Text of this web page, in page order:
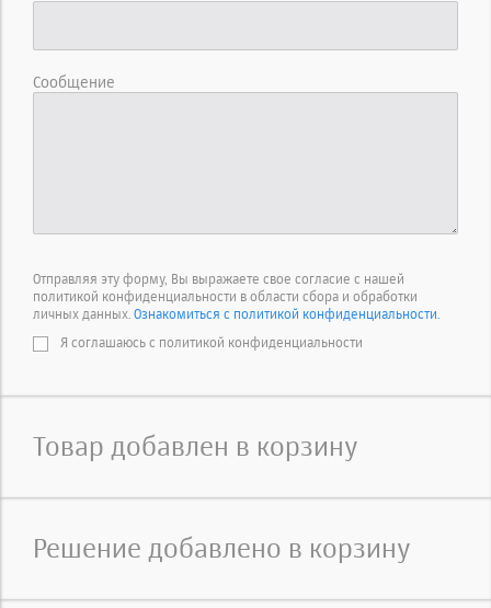
Сообщение
Отправляя эту форму, Вы выражаете свое согласие с нашей
политикой конфиденциальности в области сбора и обработки
личных данных. Ознакомиться с политикой конфиденциальности.
Я соглашаюсь с политикой конфиденциальности
Товар добавлен в корзину
Решение добавлено в корзину